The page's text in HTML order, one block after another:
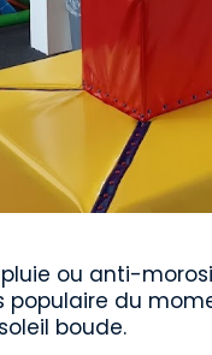
ou anti-
populaire du
boude.